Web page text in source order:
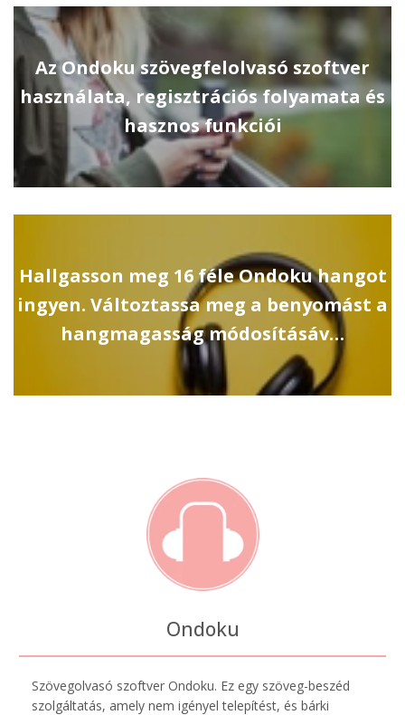
Az Ondoku szövegfelolvasó szoftver
használata, regisztrációs folyamata és
hasznos funkciói
Hallgasson meg 16 féle Ondoku hangot
ingyen. Változtassa meg a benyomást a
hangmagasság módosításáv…
Ondoku
Szövegolvasó szoftver Ondoku. Ez egy szöveg-beszéd
szolgáltatás, amely nem igényel telepítést, és bárki